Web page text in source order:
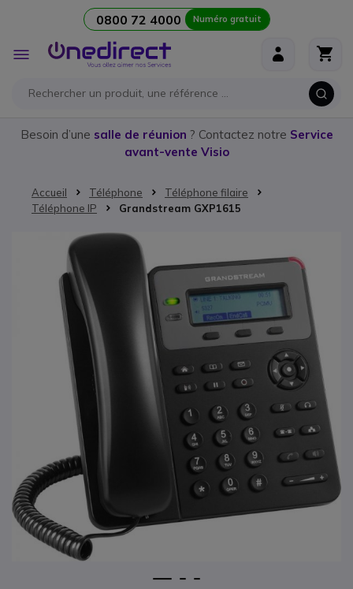
0800 72 4000 Numéro gratuit
Affichage
navigation
Besoin d’une salle de réunion ? Contactez notre Service
avant-vente Visio
Accueil Téléphone
Téléphone filaire
Téléphone IP
Grandstream GXP1615
Passer à la fin de la galerie d’images